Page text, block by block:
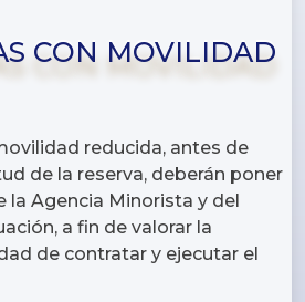
CON MOVILIDAD
reducida, antes de
de la reserva, deberán poner
la Agencia Minorista y del
a fin de valorar la
de contratar y ejecutar el